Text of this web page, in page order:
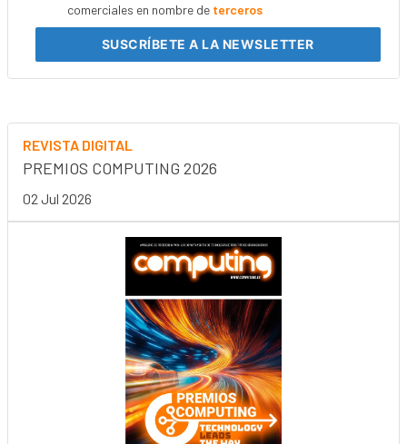
comerciales en nombre de terceros
SUSCRÍBETEA LA NEWSLETTER
REVISTA DIGITAL
PREMIOS COMPUTING 2026
02 Jul 2026